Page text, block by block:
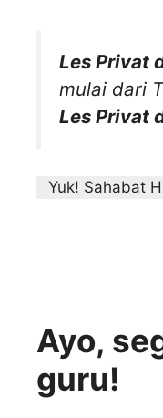
Les Privat
mulai dari T
Les Privat
Yuk! Sahabat
Ayo,
guru!